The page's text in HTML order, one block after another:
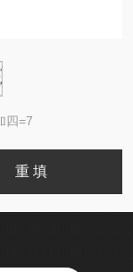
四=7